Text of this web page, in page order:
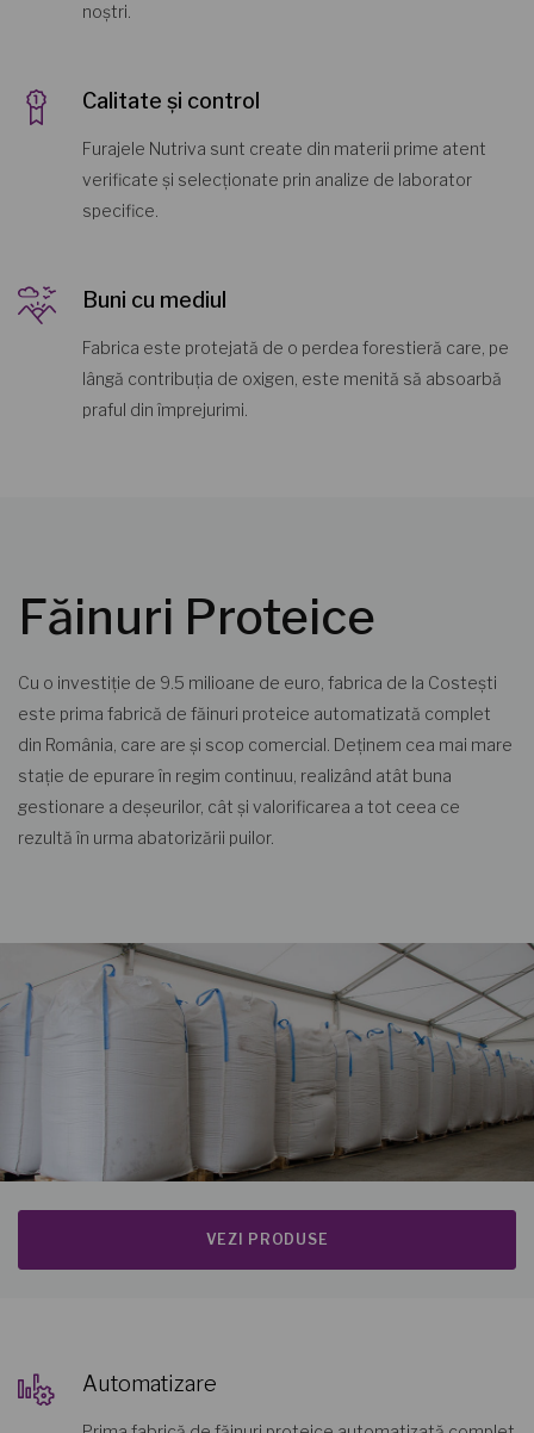
noștri.
Calitate și control
Furajele Nutriva sunt create din materii prime atent
verificate și selecționate prin analize de laborator
specifice.
Buni cu mediul
Fabrica este protejată de o perdea forestieră care, pe
lângă contribuția de oxigen, este menită să absoarbă
praful din împrejurimi.
Făinuri Proteice
Cu o investiție de 9.5 milioane de euro, fabrica de la Costești
este prima fabrică de făinuri proteice automatizată complet
din România, care are și scop comercial. Deținem cea mai mare
stație de epurare în regim continuu, realizând atât buna
gestionare a deșeurilor, cât și valorificarea a tot ceea ce
rezultă în urma abatorizării puilor.
VEZI PRODUSE
Automatizare